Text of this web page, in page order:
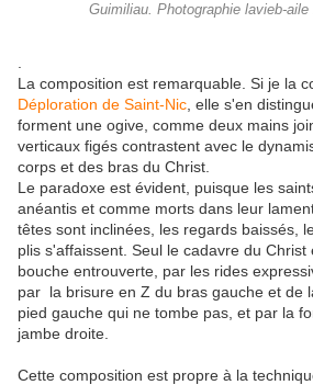
Guimiliau. Photographie lavieb-aile
La composition est remarquable. Si je la
Déploration de Saint-Nic , elle s'en
forment une ogive, comme deux mains
verticaux figés contrastent avec le
corps et des bras du Christ.
Le paradoxe est évident, puisque les
anéantis et comme morts dans leur
têtes sont inclinées, les regards baissés,
plis s'affaissent. Seul le cadavre du Christ
bouche entrouverte, par les rides
par la brisure en Z du bras gauche et de
pied gauche qui ne tombe pas, et par la
jambe droite.
Cette composition est propre à la